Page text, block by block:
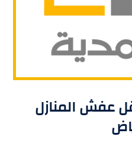
لنقل عفش المنازل